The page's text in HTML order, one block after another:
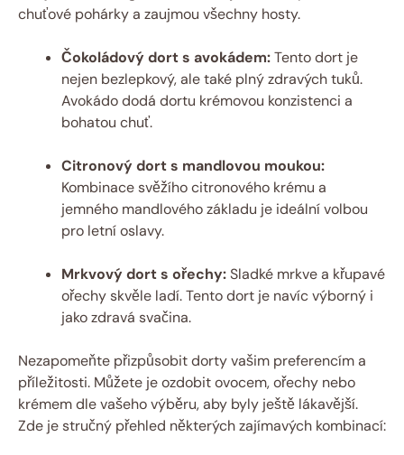
chuťové pohárky a zaujmou všechny hosty.
Čokoládový dort s avokádem:Tento dort je
nejen bezlepkový, ale také plný zdravých tuků.
Avokádo dodá dortu krémovou konzistenci a
bohatou chuť.
Citronový dort s mandlovou moukou:
Kombinace svěžího citronového krému a
jemného mandlového základu je ideální volbou
pro letní oslavy.
Mrkvový dort s ořechy:Sladké mrkve a křupavé
ořechy skvěle ladí. Tento dort je navíc výborný i
jako zdravá svačina.
Nezapomeňte přizpůsobit dorty vašim preferencím a
příležitosti. Můžete je ozdobit ovocem, ořechy nebo
krémem dle vašeho výběru, aby byly ještě lákavější.
Zde je stručný přehled některých zajímavých kombinací: